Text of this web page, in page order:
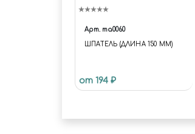
Арт. ma0060
ШПАТЕЛЬ (ДЛИНА 150 ММ)
от 194 ₽